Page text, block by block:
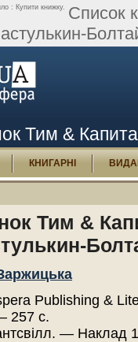
: Купити книжку. Список
Тим &
КНИГАРНІ
Тим &
Publishing &
257 с.
— Наклад